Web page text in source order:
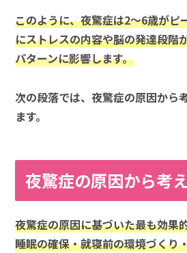
このように、夜驚症は2〜6歳がピ
にストレスの内容や脳の発達段階
パターンに影響します。
次の段落では、夜驚症の原因から
ます。
夜驚症の原因から考
夜驚症の原因に基づいた最も効果
睡眠の確保・就寝前の環境づくり